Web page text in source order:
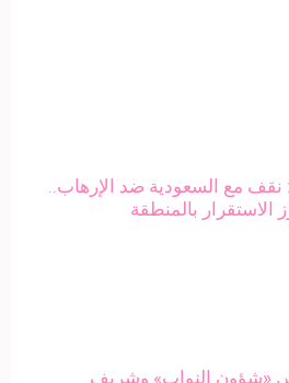
مع السعودية ضد الإرهاب..
الاستقرار بالمنطقة
«شؤون النواب» وشريف